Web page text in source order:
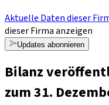
Aktuelle Daten dieser
dieser Firma anzeigen
Updates abonnieren
Bilanz
zum 31.